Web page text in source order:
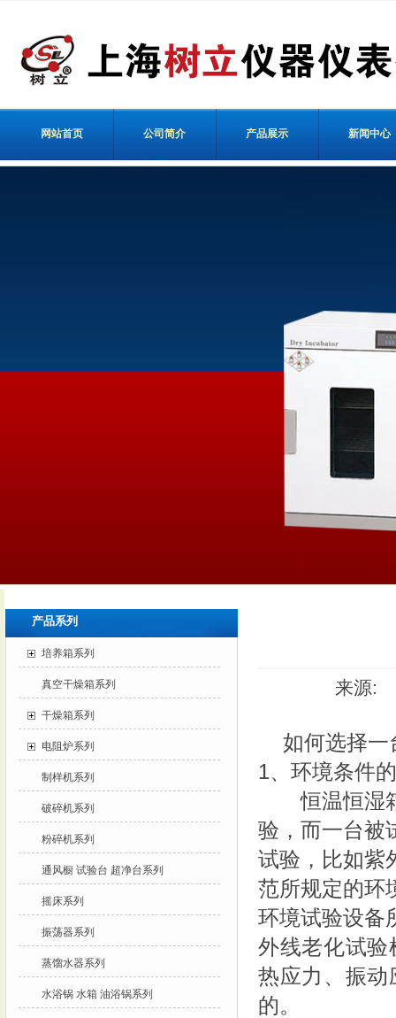
网站首页 公司简介 产品展示 新闻中心
来源:
如何选择一
1、环境条件
恒温恒湿箱
验，而一台被
试验，比如紫
范所规定的环
环境试验设备
外线老化试
热应力、振
的。
产品系列
培养箱系列
真空干燥箱系列
干燥箱系列
电阻炉系列
制样机系列
破碎机系列
粉碎机系列
通风橱 试验台 超净台系列
摇床系列
振荡器系列
蒸馏水器系列
水浴锅 水箱 油浴锅系列